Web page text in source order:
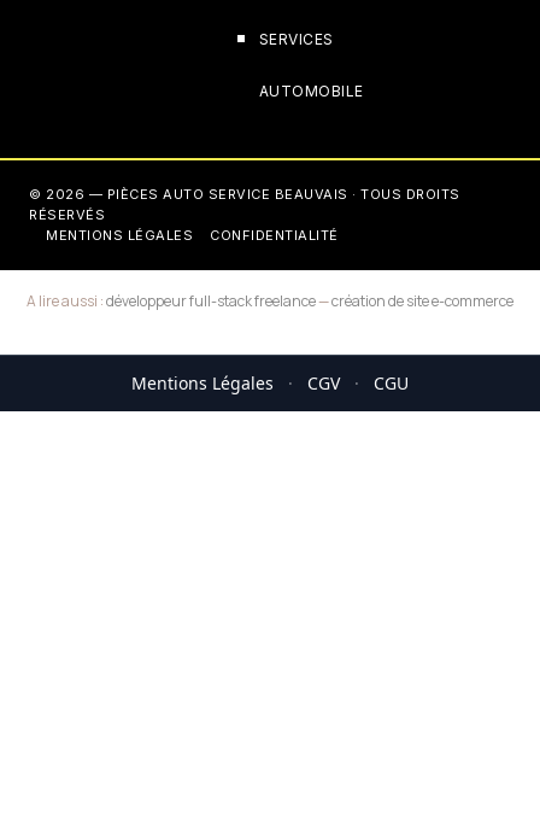
SERVICES
AUTOMOBILE
© 2026 — PIÈCES AUTO SERVICE BEAUVAIS · TOUS DROITS
RÉSERVÉS
MENTIONS LÉGALES
CONFIDENTIALITÉ
A lire aussi :développeur full-stack freelance—création de site e-commerce
Mentions Légales · CGV · CGU